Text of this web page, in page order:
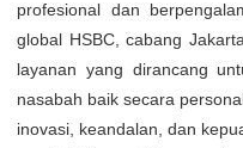
profesional dan
global HSBC, cabang
layanan yang dirancang
nasabah baik secara
inovasi, keandalan, dan